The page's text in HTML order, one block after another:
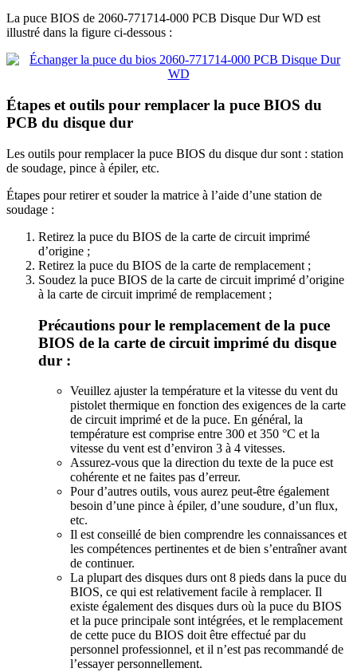
La puce BIOS de 2060-771714-000 PCB Disque Dur WD est
illustré dans la figure ci-dessous :
Étapes et outils pour remplacer la puce BIOS du
PCB du disque dur
Les outils pour remplacer la puce BIOS du disque dur sont : station
de soudage, pince à épiler, etc.
Étapes pour retirer et souder la matrice à l’aide d’une station de
soudage :
Retirez la puce du BIOS de la carte de circuit imprimé
d’origine ;
Retirez la puce du BIOS de la carte de remplacement ;
Soudez la puce BIOS de la carte de circuit imprimé d’origine
à la carte de circuit imprimé de remplacement ;
Précautions pour le remplacement de la puce
BIOS de la carte de circuit imprimé du disque
dur :
Veuillez ajuster la température et la vitesse du vent du
pistolet thermique en fonction des exigences de la carte
de circuit imprimé et de la puce. En général, la
température est comprise entre 300 et 350 °C et la
vitesse du vent est d’environ 3 à 4 vitesses.
Assurez-vous que la direction du texte de la puce est
cohérente et ne faites pas d’erreur.
Pour d’autres outils, vous aurez peut-être également
besoin d’une pince à épiler, d’une soudure, d’un flux,
etc.
Il est conseillé de bien comprendre les connaissances et
les compétences pertinentes et de bien s’entraîner avant
de continuer.
La plupart des disques durs ont 8 pieds dans la puce du
BIOS, ce qui est relativement facile à remplacer. Il
existe également des disques durs où la puce du BIOS
et la puce principale sont intégrées, et le remplacement
de cette puce du BIOS doit être effectué par du
personnel professionnel, et il n’est pas recommandé de
l’essayer personnellement.